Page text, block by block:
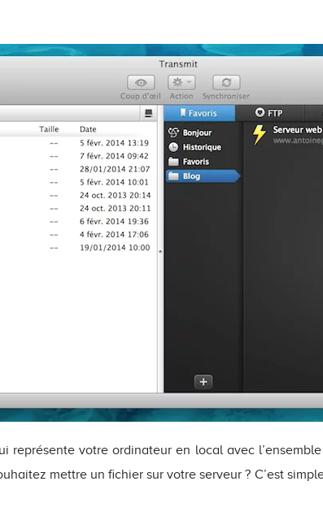
représente votre ordinateur en local avec
mettre un fichier sur votre serveur ? C’est